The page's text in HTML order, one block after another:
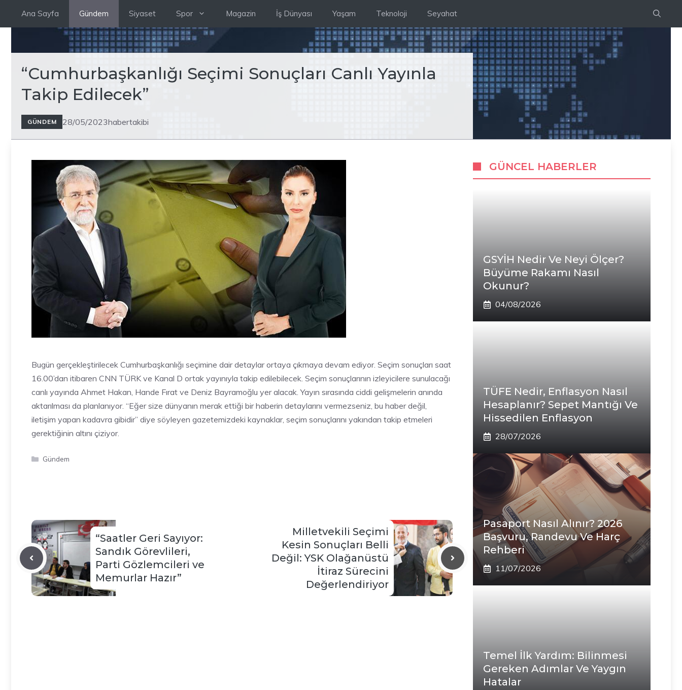
Ana Sayfa Gündem Siyaset Spor Magazin İş Dünyası Yaşam Teknoloji Seyahat
“Cumhurbaşkanlığı Seçimi Sonuçları Canlı Yayınla
Takip Edilecek”
GÜNDEM 28/05/2023habertakibi
Bugün gerçekleştirilecek Cumhurbaşkanlığı seçimine dair detaylar ortaya çıkmaya devam ediyor. Seçim sonuçları saat
16.00’dan itibaren CNN TÜRK ve Kanal D ortak yayınıyla takip edilebilecek. Seçim sonuçlarının izleyicilere sunulacağı
canlı yayında Ahmet Hakan, Hande Fırat ve Deniz Bayramoğlu yer alacak. Yayın sırasında ciddi gelişmelerin anında
aktarılması da planlanıyor. “Eğer size dünyanın merak ettiği bir haberin detaylarını vermezseniz, bu haber değil,
iletişim yapan kadavra gibidir” diye söyleyen gazetemizdeki kaynaklar, seçim sonuçlarını yakından takip etmeleri
gerektiğinin altını çiziyor.
Kategoriler
Gündem
“Saatler Geri Sayıyor:
Sandık Görevlileri,
Parti Gözlemcileri ve
Memurlar Hazır”
Milletvekili Seçimi
Kesin Sonuçları Belli
Değil: YSK Olağanüstü
İtiraz Sürecini
Değerlendiriyor
GÜNCEL HABERLER
GSYİH Nedir Ve Neyi Ölçer?
Büyüme Rakamı Nasıl
Okunur?
04/08/2026
TÜFE Nedir, Enflasyon Nasıl
Hesaplanır? Sepet Mantığı Ve
Hissedilen Enflasyon
28/07/2026
Pasaport Nasıl Alınır? 2026
Başvuru, Randevu Ve Harç
Rehberi
11/07/2026
Temel İlk Yardım: Bilinmesi
Gereken Adımlar Ve Yaygın
Hatalar